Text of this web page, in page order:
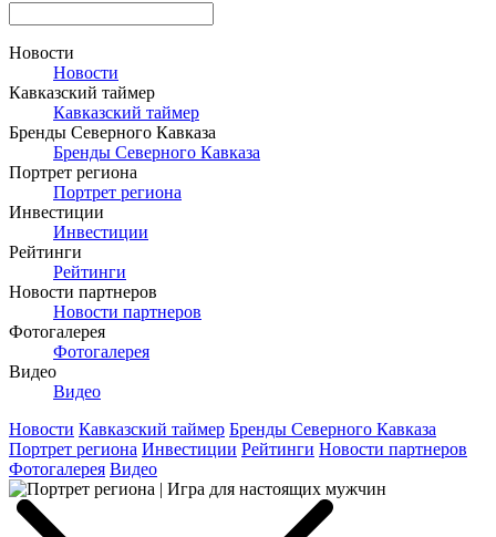
Новости
Новости
Кавказский таймер
Кавказский таймер
Бренды Северного Кавказа
Бренды Северного Кавказа
Портрет региона
Портрет региона
Инвестиции
Инвестиции
Рейтинги
Рейтинги
Новости партнеров
Новости партнеров
Фотогалерея
Фотогалерея
Видео
Видео
Новости Кавказский таймер Бренды Северного Кавказа
Портрет региона Инвестиции Рейтинги Новости партнеров
Фотогалерея Видео